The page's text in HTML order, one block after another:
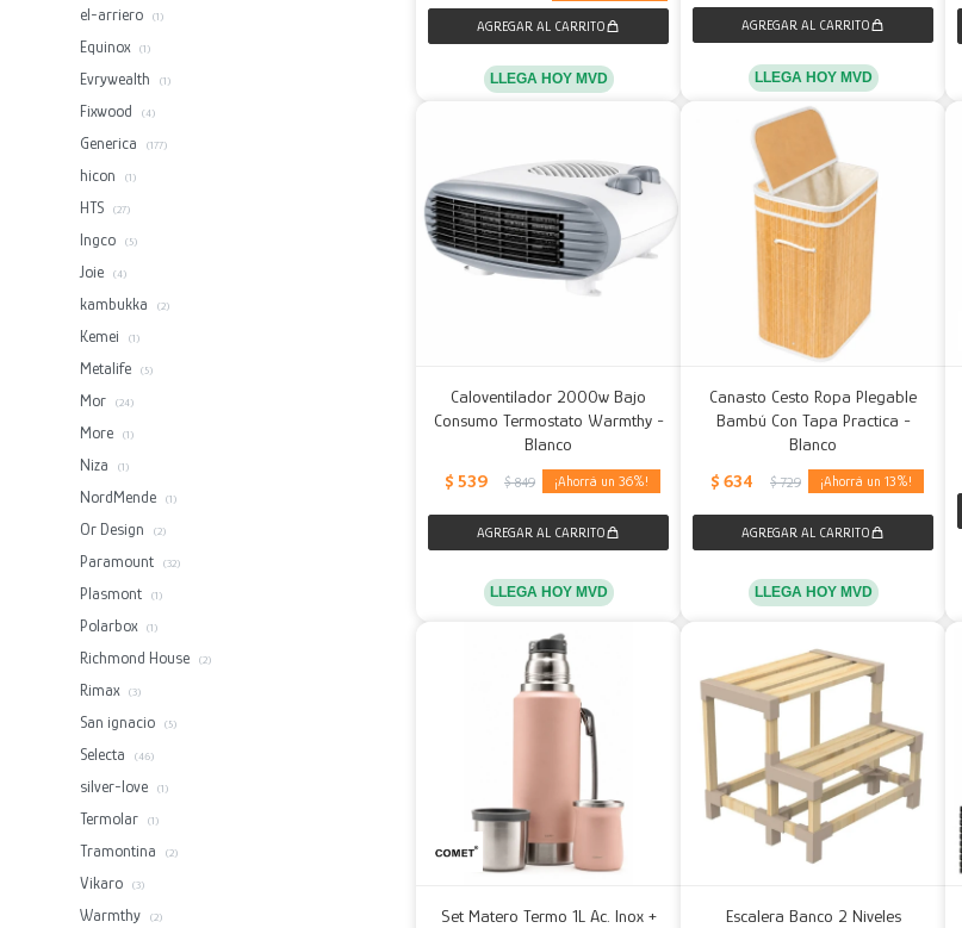
LLEGA HOY MVD LLEGA HOY MVD
Caloventilador 2000w Bajo
Consumo Termostato Warmthy -
Blanco
$ 539 $ 849 36
LLEGA HOY MVD
Canasto Cesto Ropa Plegable
Bambú Con Tapa Practica -
Blanco
$ 634 $ 729 13
LLEGA HOY MVD
Set Matero Termo 1L Ac. Inox +
Escalera Banco 2 Niveles
el-arriero (1)
Equinox (1)
Evrywealth (1)
Fixwood (4)
Generica (177)
hicon (1)
HTS (27)
Ingco (5)
Joie (4)
kambukka (2)
Kemei (1)
Metalife (5)
Mor (24)
More (1)
Niza (1)
NordMende (1)
Or Design (2)
Paramount (32)
Plasmont (1)
Polarbox (1)
Richmond House (2)
Rimax (3)
San ignacio (5)
Selecta (46)
silver-love (1)
Termolar (1)
Tramontina (2)
Vikaro (3)
Warmthy (2)